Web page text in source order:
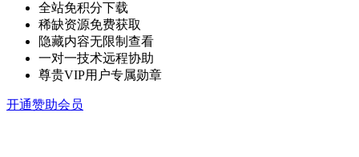
全站免积分下载
稀缺资源免费获取
隐藏内容无限制查看
一对一技术远程协助
尊贵VIP用户专属勋章
开通赞助会员